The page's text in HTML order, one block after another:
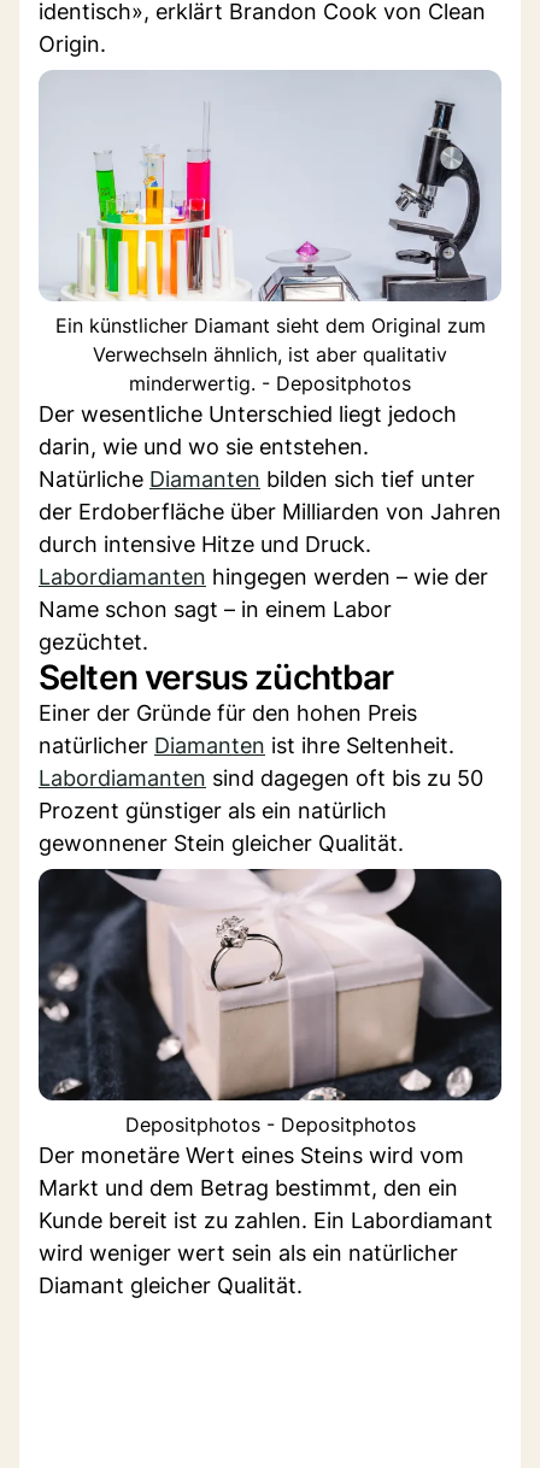
identisch», erklärt Brandon Cook von Clean
Origin.
Ein künstlicher Diamant sieht dem Original zum
Verwechseln ähnlich, ist aber qualitativ
minderwertig. - Depositphotos
Der wesentliche Unterschied liegt jedoch
darin, wie und wo sie entstehen.
Natürliche Diamanten bilden sich tief unter
der Erdoberfläche über Milliarden von Jahren
durch intensive Hitze und Druck.
Labordiamanten hingegen werden – wie der
Name schon sagt – in einem Labor
gezüchtet.
Selten versus züchtbar
Einer der Gründe für den hohen Preis
natürlicher Diamanten ist ihre Seltenheit.
Labordiamanten sind dagegen oft bis zu 50
Prozent günstiger als ein natürlich
gewonnener Stein gleicher Qualität.
Depositphotos - Depositphotos
Der monetäre Wert eines Steins wird vom
Markt und dem Betrag bestimmt, den ein
Kunde bereit ist zu zahlen. Ein Labordiamant
wird weniger wert sein als ein natürlicher
Diamant gleicher Qualität.